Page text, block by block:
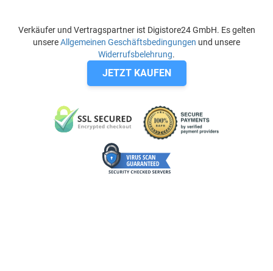
Verkäufer und Vertragspartner ist Digistore24 GmbH. Es gelten
unsereAllgemeinen Geschäftsbedingungen und unsere
Widerrufsbelehrung.
JETZT KAUFEN